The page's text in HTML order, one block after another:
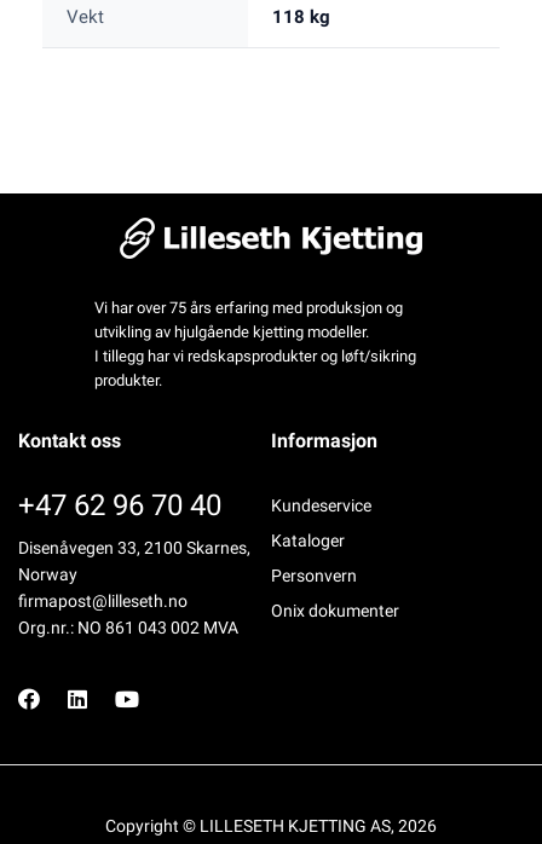
Vekt 118 kg
Vi har over 75 års erfaring med produksjon og
utvikling av hjulgående kjetting modeller.
I tillegg har vi redskapsprodukter og løft/sikring
produkter.
Kontakt oss
+47 62 96 70 40
Disenåvegen 33, 2100 Skarnes,
Norway
firmapost@lilleseth.no
Org.nr.: NO 861 043 002 MVA
Informasjon
Kundeservice
Kataloger
Personvern
Onix dokumenter
Copyright © LILLESETH KJETTING AS, 2026